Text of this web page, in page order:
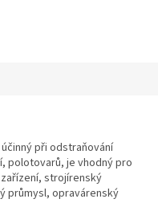
při odstraňování
polotovarů, je vhodný pro
strojírenský
průmysl, opravárenský